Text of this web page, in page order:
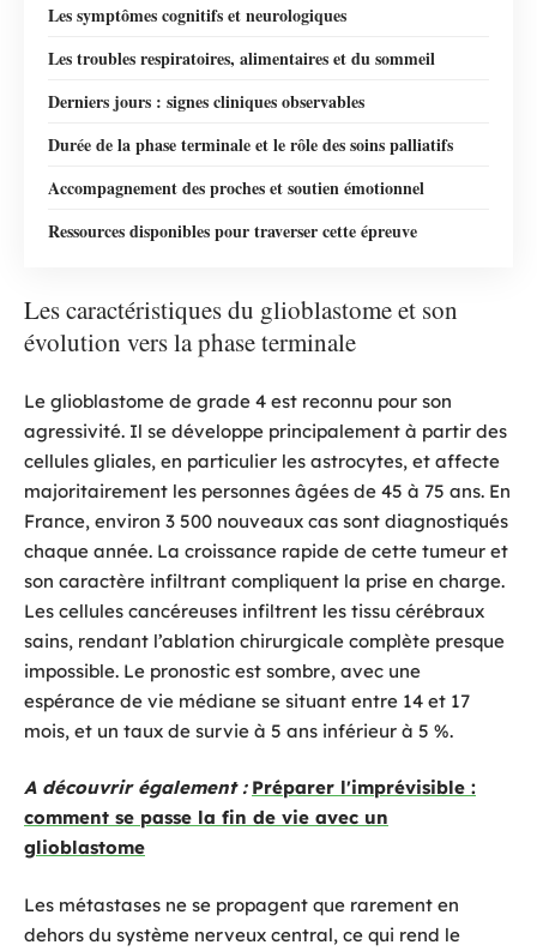
Les symptômes cognitifs et neurologiques
Les troubles respiratoires, alimentaires et du sommeil
Derniers jours : signes cliniques observables
Durée de la phase terminale et le rôle des soins palliatifs
Accompagnement des proches et soutien émotionnel
Ressources disponibles pour traverser cette épreuve
Les caractéristiques du glioblastome et son
évolution vers la phase terminale
Le glioblastome de grade 4 est reconnu pour son
agressivité. Il se développe principalement à partir des
cellules gliales, en particulier les astrocytes, et affecte
majoritairement les personnes âgées de 45 à 75 ans. En
France, environ 3 500 nouveaux cas sont diagnostiqués
chaque année. La croissance rapide de cette tumeur et
son caractère infiltrant compliquent la prise en charge.
Les cellules cancéreuses infiltrent les tissu cérébraux
sains, rendant l’ablation chirurgicale complète presque
impossible. Le pronostic est sombre, avec une
espérance de vie médiane se situant entre 14 et 17
mois, et un taux de survie à 5 ans inférieur à 5 %.
A découvrir également : Préparer l'imprévisible :
comment se passe la fin de vie avec un
glioblastome
Les métastases ne se propagent que rarement en
dehors du système nerveux central, ce qui rend le